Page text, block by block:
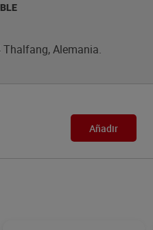
Alemania.
Añadir